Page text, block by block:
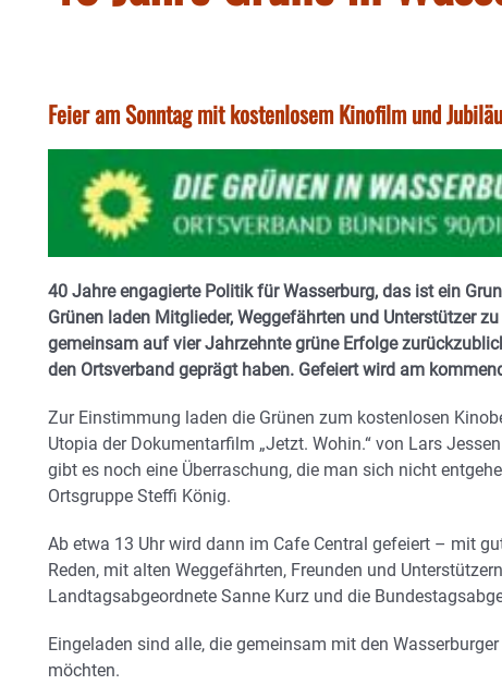
Feier am Sonntag mit kostenlosem Kinofilm und
40 Jahre engagierte Politik für Wasserburg, das ist ein
Grünen laden Mitglieder, Weggefährten und Unterstützer
gemeinsam auf vier Jahrzehnte grüne Erfolge
den Ortsverband geprägt haben. Gefeiert wird am
Zur Einstimmung laden die Grünen zum kostenlosen
Utopia der Dokumentarfilm „Jetzt. Wohin.“ von Lars
gibt es noch eine Überraschung, die man sich nicht
Ortsgruppe Steffi König.
Ab etwa 13 Uhr wird dann im Cafe Central gefeiert – mit
Reden, mit alten Weggefährten, Freunden und
Landtagsabgeordnete Sanne Kurz und die
Eingeladen sind alle, die gemeinsam mit den
möchten.